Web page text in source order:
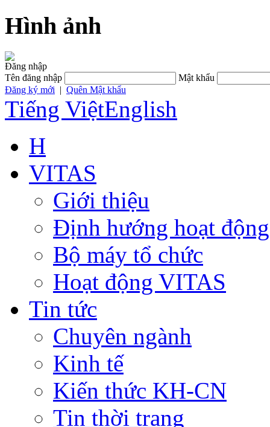
Hình ảnh
Đăng nhập
Tên đăng nhập
Mật khẩu
Đăng ký mới | Quên Mật khẩu
Tiếng ViệtEnglish
H
VITAS
Giới thiệu
Định hướng hoạt động
Bộ máy tổ chức
Hoạt động VITAS
Tin tức
Chuyên ngành
Kinh tế
Kiến thức KH-CN
Tin thời trang